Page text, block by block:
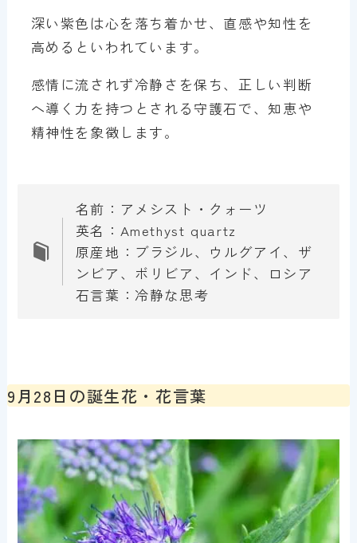
深い紫色は心を落ち着かせ、直感や知性を
高めるといわれています。
感情に流されず冷静さを保ち、正しい判断
へ導く力を持つとされる守護石で、知恵や
精神性を象徴します。
名前：アメシスト・クォーツ
英名：Amethyst quartz
原産地：ブラジル、ウルグアイ、ザ
ンビア、ボリビア、インド、ロシア
石言葉：冷静な思考
9月28日の誕生花・花言葉